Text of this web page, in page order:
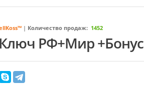
| Количество продаж: 1452
РФ+Мир +Бонус